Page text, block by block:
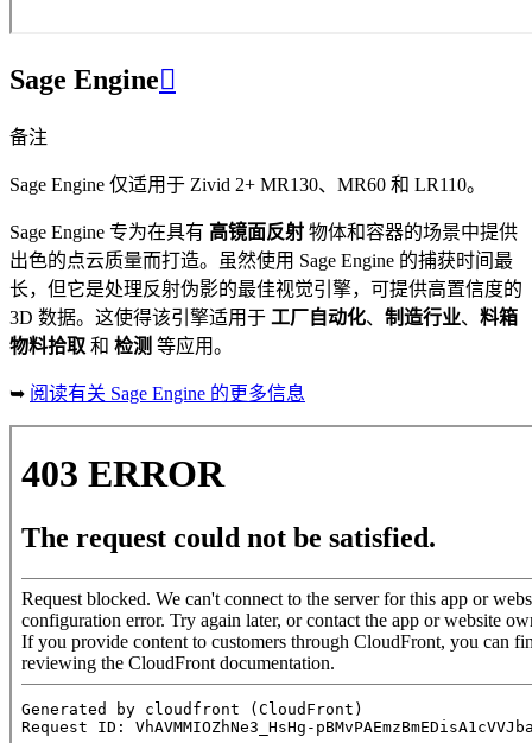
Sage Engine
备注
Sage Engine 仅适用于 Zivid 2+ MR130、MR60 和 LR110。
Sage Engine 专为在具有 高镜面反射 物体和容器的场景中提供
出色的点云质量而打造。虽然使用 Sage Engine 的捕获时间最
长，但它是处理反射伪影的最佳视觉引擎，可提供高置信度的
3D 数据。这使得该引擎适用于 工厂自动化、 制造行业、 料箱
物料拾取 和 检测 等应用。
➥ 阅读有关 Sage Engine 的更多信息